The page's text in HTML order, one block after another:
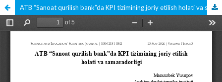
ATB “Sanoat qurilish bank”da KPI tizimining joriy etilish holati va samaradorligi